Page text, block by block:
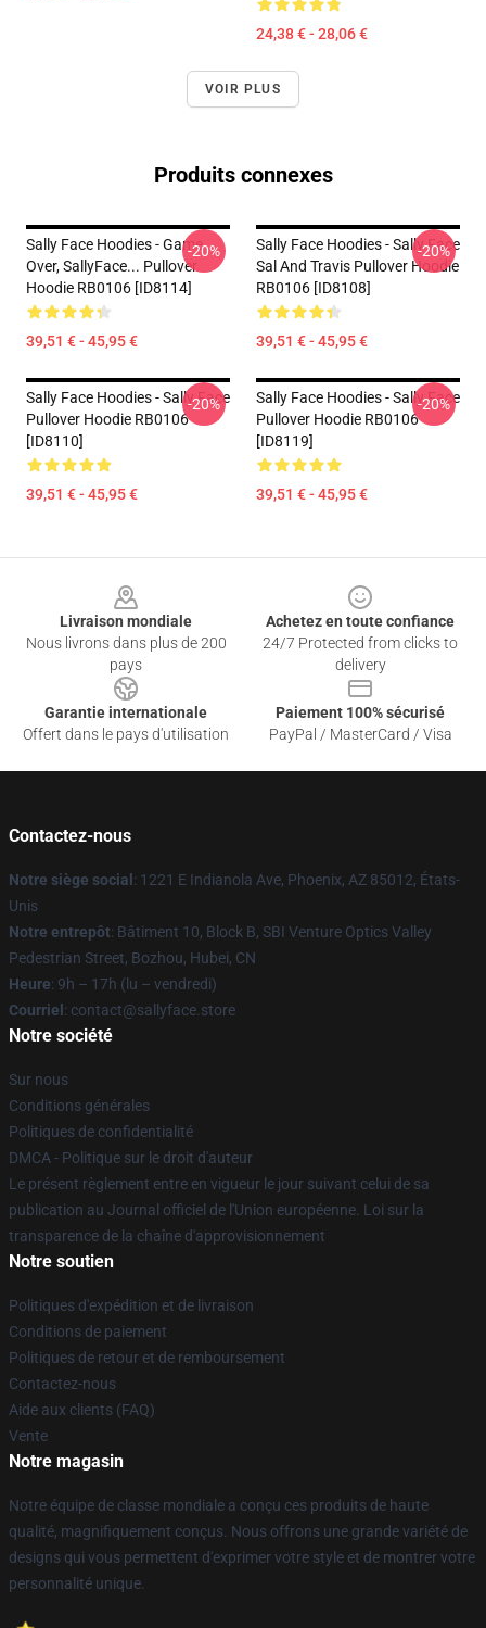
24,38 € - 28,06 €
VOIR PLUS
Produits connexes
Sally Face Hoodies - Game
Over, SallyFace... Pullover
Hoodie RB0106 [ID8114]
39,51 € - 45,95 €
-20%
Sally Face Hoodies - Sally Face
Sal And Travis Pullover Hoodie
RB0106 [ID8108]
39,51 € - 45,95 €
-20%
Sally Face Hoodies - Sally Face
Pullover Hoodie RB0106
[ID8110]
39,51 € - 45,95 €
-20%
Sally Face Hoodies - Sally Face
Pullover Hoodie RB0106
[ID8119]
39,51 € - 45,95 €
-20%
Livraison mondiale
Nous livrons dans plus de 200
pays
Achetez en toute confiance
24/7 Protected from clicks to
delivery
Garantie internationale
Offert dans le pays d'utilisation
Paiement 100% sécurisé
PayPal / MasterCard / Visa
Contactez-nous
Notre siège social : 1221 E Indianola Ave, Phoenix, AZ 85012, États-
Unis
Notre entrepôt: Bâtiment 10, Block B, SBI Venture Optics Valley
Pedestrian Street, Bozhou, Hubei, CN
Heure: 9h – 17h (lu – vendredi)
Courriel : contact@sallyface.store
Notre société
Sur nous
Conditions générales
Politiques de confidentialité
DMCA - Politique sur le droit d'auteur
Le présent règlement entre en vigueur le jour suivant celui de sa
publication au Journal officiel de l'Union européenne. Loi sur la
transparence de la chaîne d'approvisionnement
Notre soutien
Politiques d'expédition et de livraison
Conditions de paiement
Politiques de retour et de remboursement
Contactez-nous
Aide aux clients (FAQ)
Vente
Notre magasin
Notre équipe de classe mondiale a conçu ces produits de haute
qualité, magnifiquement conçus. Nous offrons une grande variété de
designs qui vous permettent d'exprimer votre style et de montrer votre
personnalité unique.